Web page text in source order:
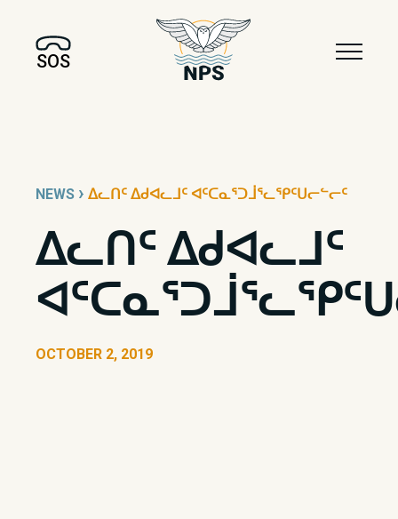
SOS
NEWS › ᐃᓚᑎᑦ ᐃᑯᐊᓚᒧᑦ ᐊᑦᑕᓇᕐᑐᒨᕐᓚᕿᑦᑌᓕᓪᓕᑦ
ᐃᓚᑎᑦ ᐃᑯᐊᓚᒧᑦ
OCTOBER 2, 2019